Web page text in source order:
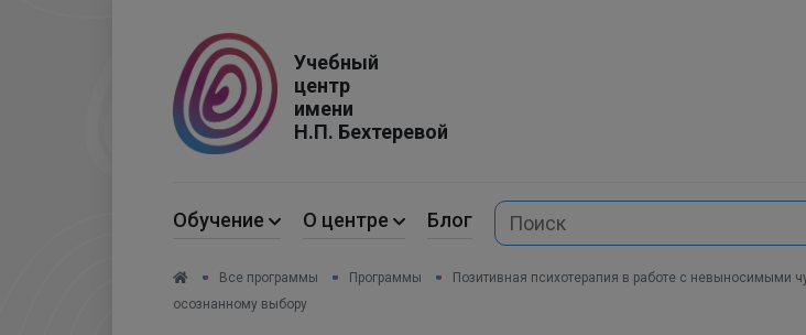
Учебный
центр
имени
Н.П. Бехтеревой
Обучение О центре Блог
Все программы Программы
Позитивная психотерапия в работе с невыносимыми
осознанному выбору